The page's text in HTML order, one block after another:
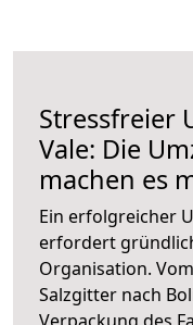
Stressfreier
Vale: Die
machen es
Ein erfolgreicher
erfordert
Organisation.
Salzgitter nach